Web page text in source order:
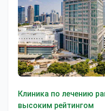
Клиника по лечению
высоким рейтингом